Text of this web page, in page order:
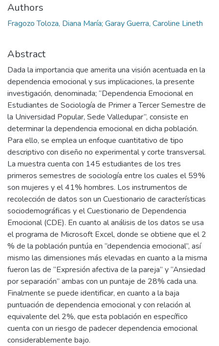
Authors
Fragozo Toloza, Diana María; Garay Guerra, Caroline Lineth
Abstract
Dada la importancia que amerita una visión acentuada en la
dependencia emocional y sus implicaciones, la presente
investigación, denominada; “Dependencia Emocional en
Estudiantes de Sociología de Primer a Tercer Semestre de
la Universidad Popular, Sede Valledupar”, consiste en
determinar la dependencia emocional en dicha población.
Para ello, se emplea un enfoque cuantitativo de tipo
descriptivo con diseño no experimental y corte transversal.
La muestra cuenta con 145 estudiantes de los tres
primeros semestres de sociología entre los cuales el 59%
son mujeres y el 41% hombres. Los instrumentos de
recolección de datos son un Cuestionario de características
sociodemográficas y el Cuestionario de Dependencia
Emocional (CDE). En cuanto al análisis de los datos se usa
el programa de Microsoft Excel, donde se obtiene que el 2
% de la población puntúa en “dependencia emocional”, así
mismo las dimensiones más elevadas en cuanto a la misma
fueron las de “Expresión afectiva de la pareja” y “Ansiedad
por separación” ambas con un puntaje de 28% cada una.
Finalmente se puede identificar, en cuanto a la baja
puntuación de dependencia emocional y con relación al
equivalente del 2%, que esta población en específico
cuenta con un riesgo de padecer dependencia emocional
considerablemente bajo.